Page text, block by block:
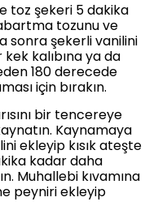
toz şekeri 5 dakika
tozunu ve
sonra şekerli vanilini
kek kalıbına ya da
180 derecede
için bırakın.
bir tencereye
Kaynamaya
ekleyip kısık ateşte
kadar daha
Muhallebi kıvamına
peyniri ekleyip